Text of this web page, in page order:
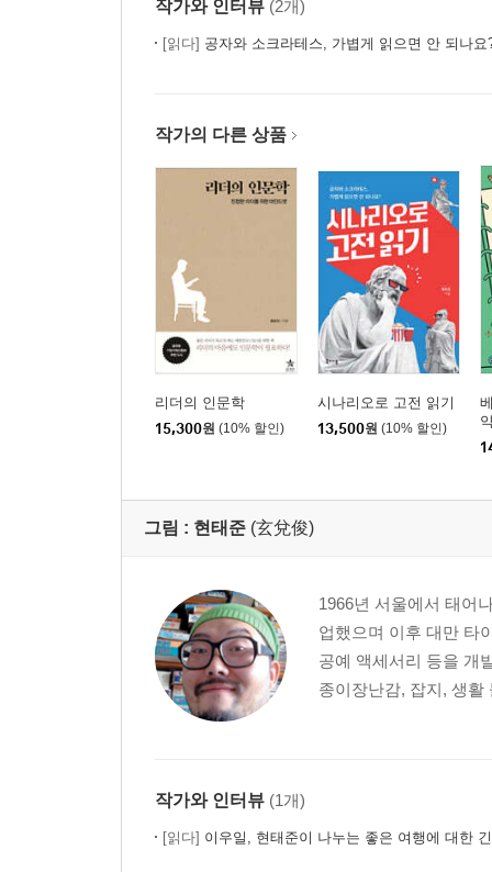
작가와 인터뷰 (2개)
[읽다] 공자와 소크라테스, 가볍게 읽으면 안 되나요
작가의 다른 상품
리더의 인문학
15,300원 (10% 할인)
시나리오로 고전 읽기
13,500원 (10% 할인)
그림 : 현태준 (玄兌俊)
1966년 서울에서 태어
업했으며 이후 대만 타
공예 액세서리 등을 개
종이장난감, 잡지, 생활
작가와 인터뷰 (1개)
[읽다] 이우일, 현태준이 나누는 좋은 여행에 대한